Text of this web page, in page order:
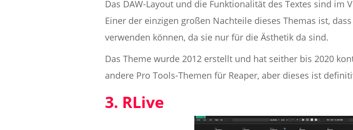
Das DAW-Layout und die Funktionalität des Textes sind im
Einer der einzigen großen Nachteile dieses Themas ist,
verwenden können, da sie nur für die Ästhetik da sind.
Das Theme wurde 2012 erstellt und hat seither bis 2020
andere Pro Tools-Themen für Reaper, aber dieses ist
3. RLive